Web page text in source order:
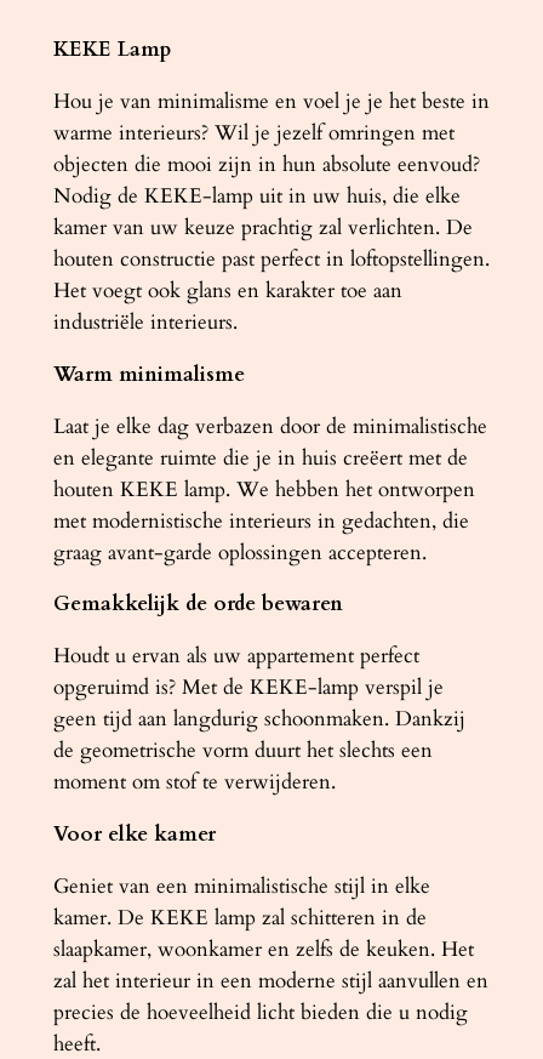
K
K
E
3
0
e
i
k
e
a
a
n
t
a
l
KEKE Lamp
Hou je van minimalisme en voel je je het beste in
warme interieurs? Wil je jezelf omringen met
objecten die mooi zijn in hun absolute eenvoud?
Nodig de KEKE-lamp uit in uw huis, die elke
kamer van uw keuze prachtig zal verlichten. De
houten constructie past perfect in loftopstellingen.
Het voegt ook glans en karakter toe aan
industriële interieurs.
Warm minimalisme
Laat je elke dag verbazen door de minimalistische
en elegante ruimte die je in huis creëert met de
houten KEKE lamp. We hebben het ontworpen
met modernistische interieurs in gedachten, die
graag avant-garde oplossingen accepteren.
Gemakkelijk de orde bewaren
Houdt u ervan als uw appartement perfect
opgeruimd is? Met de KEKE-lamp verspil je
geen tijd aan langdurig schoonmaken. Dankzij
de geometrische vorm duurt het slechts een
moment om stof te verwijderen.
Voor elke kamer
Geniet van een minimalistische stijl in elke
kamer. De KEKE lamp zal schitteren in de
slaapkamer, woonkamer en zelfs de keuken. Het
zal het interieur in een moderne stijl aanvullen en
precies de hoeveelheid licht bieden die u nodig
heeft.